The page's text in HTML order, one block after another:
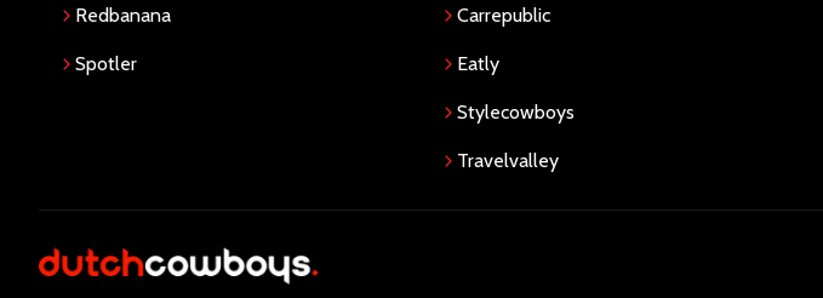
Redbanana
Spotler
Carrepublic
Eatly
Stylecowboys
Travelvalley